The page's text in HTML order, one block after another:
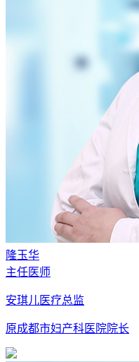
隆玉华
主任医师
安琪儿医疗总监
原成都市妇产科医院院长